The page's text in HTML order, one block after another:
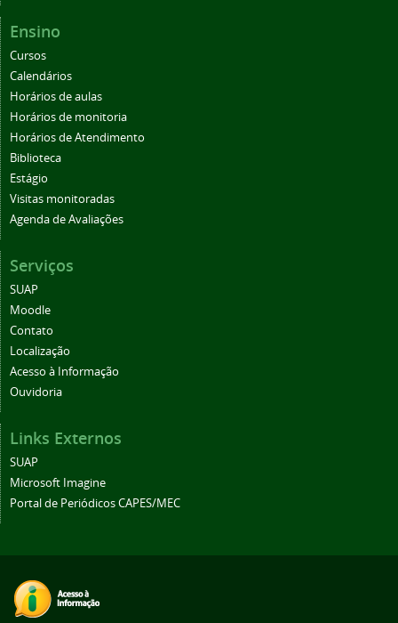
Ensino
Cursos
Calendários
Horários de aulas
Horários de monitoria
Horários de Atendimento
Biblioteca
Estágio
Visitas monitoradas
Agenda de Avaliações
Serviços
SUAP
Moodle
Contato
Localização
Acesso à Informação
Ouvidoria
Links Externos
SUAP
Microsoft Imagine
Portal de Periódicos CAPES/MEC